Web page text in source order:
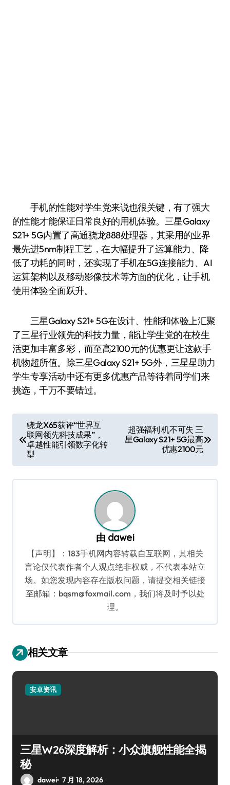
手机的性能对学生党来说也很关键，有了强大
的性能才能保证日常良好的用机体验。三星Galaxy
S21+ 5G内置了高通骁龙888处理器，其采用的业界
最先进5nm制程工艺，在大幅提升了运算能力、降
低了功耗的同时，还实现了手机在5G连接能力、AI
运算架构以及移动影像技术等方面的优化，让手机
使用体验全面跃升。
三星Galaxy S21+ 5G在设计、性能和体验上汇聚
了三星行业领先的科技力量，能让学生党的在校生
活更加丰富多彩，而至高2100元的优惠更让这款手
机物超所值。除三星Galaxy S21+ 5G外，三星星助力
学生专享活动中还有更多优惠产品等待着同学们来
挑选，千万不要错过。
章
骁龙X65获评“世界互
联网领先科技成果”，
卓越性能引领数字化转
型
超强福利 机不可失 三
星Galaxy S21+ 5G最高
优惠2100元
由 dawei
【声明】：183手机网内容转载自互联网，其相关
言论仅代表作者个人观点绝非权威，不代表本站立
场。如您发现内容存在版权问题，请提交相关链接
至邮箱：bqsm@foxmail.com，我们将及时予以处
理。
相关文章
安卓资讯
三星W26深度解析：小众旗舰性能全揭
秘
dawei 7 月 18, 2026